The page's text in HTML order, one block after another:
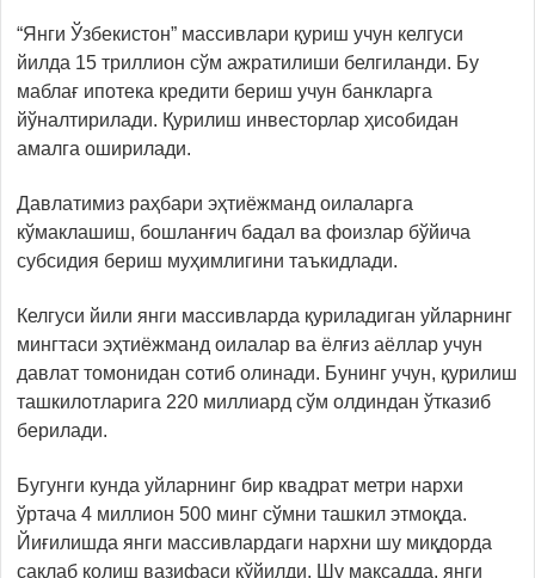
“Янги Ўзбекистон” массивлари қуриш учун келгуси
йилда 15 триллион сўм ажратилиши белгиланди. Бу
маблағ ипотека кредити бериш учун банкларга
йўналтирилади. Қурилиш инвесторлар ҳисобидан
амалга оширилади.
Давлатимиз раҳбари эҳтиёжманд оилаларга
кўмаклашиш, бошланғич бадал ва фоизлар бўйича
субсидия бериш муҳимлигини таъкидлади.
Келгуси йили янги массивларда қуриладиган уйларнинг
мингтаси эҳтиёжманд оилалар ва ёлғиз аёллар учун
давлат томонидан сотиб олинади. Бунинг учун, қурилиш
ташкилотларига 220 миллиард сўм олдиндан ўтказиб
берилади.
Бугунги кунда уйларнинг бир квадрат метри нархи
ўртача 4 миллион 500 минг сўмни ташкил этмоқда.
Йиғилишда янги массивлардаги нархни шу миқдорда
сақлаб қолиш вазифаси қўйилди. Шу мақсадда, янги